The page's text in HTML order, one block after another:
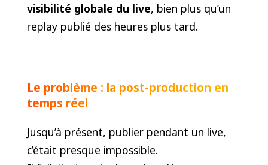
visibilité globale du live, bien plus qu’un
replay publié des heures plus tard.
Le problème : la post-production en
temps réel
Jusqu’à présent, publier pendant un live,
c’était presque impossible.